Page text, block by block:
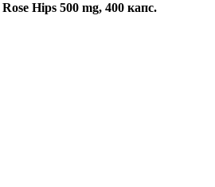
Hips 500 mg, 400 капс.